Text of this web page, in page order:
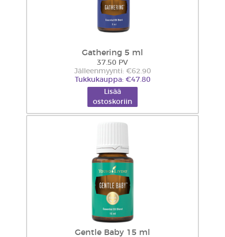
Gathering 5 ml
37.50 PV
Jälleenmyynti: €62.90
Tukkukauppa: €47.80
Lisää
ostoskoriin
Gentle Baby 15 ml